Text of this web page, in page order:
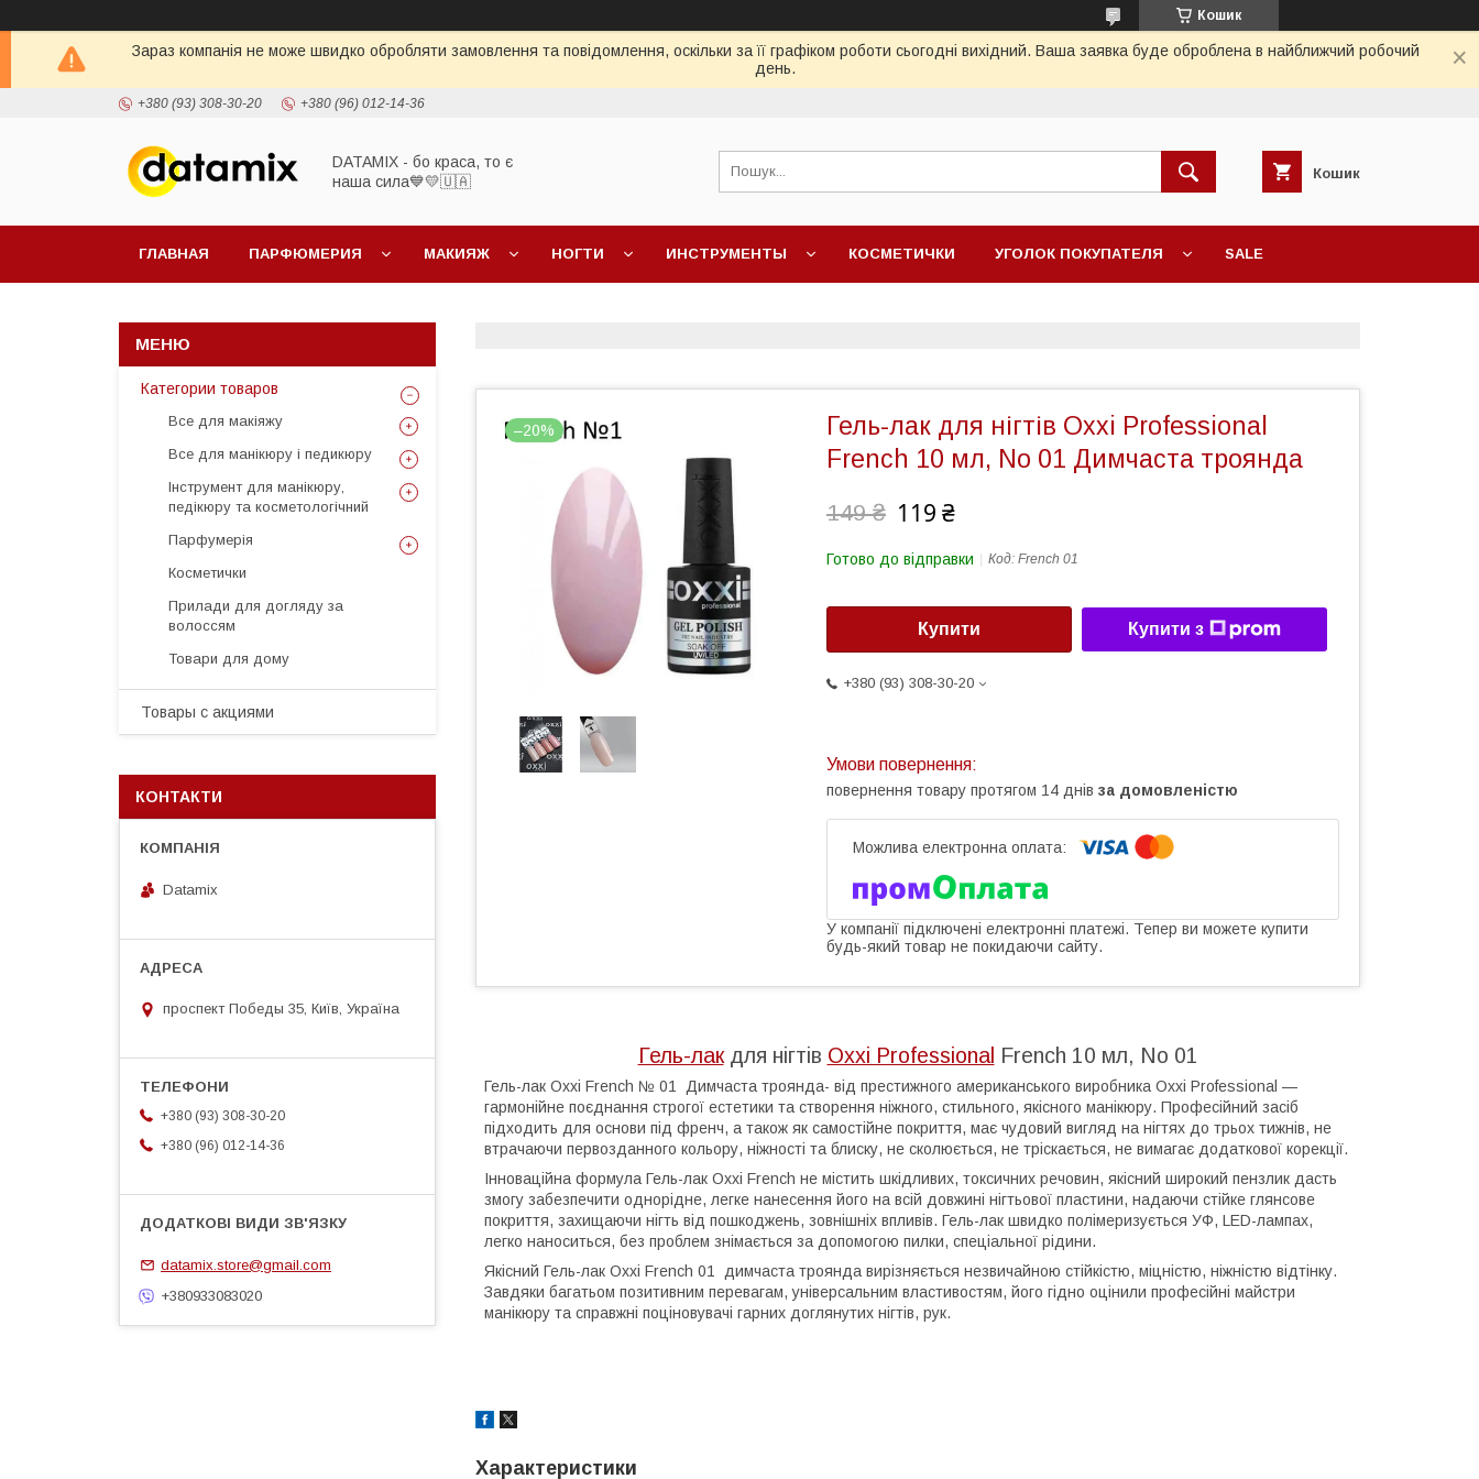
Кошик
Зараз компанія не може швидко обробляти замовлення та повідомлення, оскільки за її графіком роботи сьогодні вихідний. Ваша заявка буде оброблена в найближчий робочий
день.
+380 (93) 308-30-20 +380 (96) 012-14-36
DATAMIX - бо краcа, то є
наша сила​💙💛🇺🇦​
Кошик
ГЛАВНАЯ ПАРФЮМЕРИЯ МАКИЯЖ НОГТИ ИНСТРУМЕНТЫ КОСМЕТИЧКИ УГОЛОК ПОКУПАТЕЛЯ SALE
–20%
Гель-лак для нігтів Oxxi Professional
French 10 мл, No 01 Димчаста троянда
149 ₴ 119 ₴
Готово до відправки Код: French 01
Купити Купити з
+380 (93) 308-30-20
повернення товару протягом 14 днів за домовленістю
У компанії підключені електронні платежі. Тепер ви можете купити
будь-який товар не покидаючи сайту.
Гель-лакдля нігтів Oxxi Professional French 10 мл, No 01
Гель-лак Oxxi French № 01 Димчаста троянда- від престижного американського виробника Oxxi Professional —
гармонійне поєднання строгої естетики та створення ніжного, стильного, якісного манікюру. Професійний засіб
підходить для основи під френч, а також як самостійне покриття, має чудовий вигляд на нігтях до трьох тижнів, не
втрачаючи первозданного кольору, ніжності та блиску, не сколюється, не тріскається, не вимагає додаткової корекції.
Інноваційна формула Гель-лак Oxxi French не містить шкідливих, токсичних речовин, якісний широкий пензлик дасть
змогу забезпечити однорідне, легке нанесення його на всій довжині нігтьової пластини, надаючи стійке глянсове
покриття, захищаючи нігть від пошкоджень, зовнішніх впливів. Гель-лак швидко полімеризується УФ, LED-лампах,
легко наноситься, без проблем знімається за допомогою пилки, спеціальної рідини.
Якісний Гель-лак Oxxi French 01 димчаста троянда вирізняється незвичайною стійкістю, міцністю, ніжністю відтінку.
Завдяки багатьом позитивним перевагам, універсальним властивостям, його гідно оцінили професійні майстри
манікюру та справжні поціновувачі гарних доглянутих нігтів, рук.
Характеристики
Категории товаров
Все для макіяжу
Все для манікюру і педикюру
Інструмент для манікюру,
педікюру та косметологічний
Парфумерія
Косметички
Прилади для догляду за
волоссям
Товари для дому
Товары с акциями
КОНТАКТИ
Datamix
проспект Победы 35, Київ, Україна
+380 (93) 308-30-20
+380 (96) 012-14-36
datamix.store@gmail.com
+380933083020